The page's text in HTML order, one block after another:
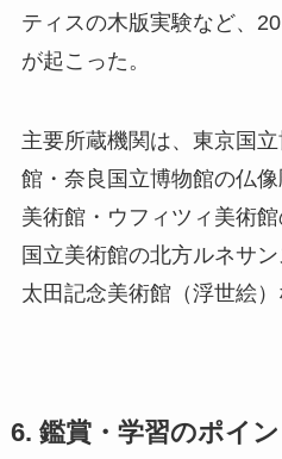
ティスの木版実験など、
が起こった。
主要所蔵機関は、東京国
館・奈良国立博物館の仏
美術館・ウフィツィ美術
国立美術館の北方ルネサ
太田記念美術館（浮世絵）
6. 鑑賞・学習のポイン